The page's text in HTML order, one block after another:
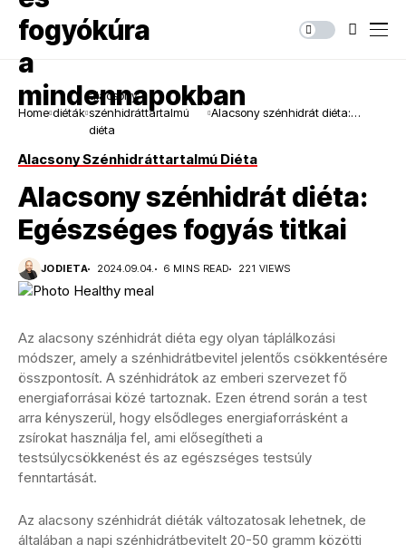
Home diéták
alacsony
szénhidráttartalmú
diéta
Alacsony szénhidrát diéta:
Alacsony Szénhidráttartalmú Diéta
Alacsony szénhidrát diéta:
Egészséges fogyás titkai
JODIETA 2024.09.04. 6 MINS READ 221 VIEWS
Az alacsony szénhidrát diéta egy olyan táplálkozási
módszer, amely a szénhidrátbevitel jelentős csökkentésére
összpontosít. A szénhidrátok az emberi szervezet fő
energiaforrásai közé tartoznak. Ezen étrend során a test
arra kényszerül, hogy elsődleges energiaforrásként a
zsírokat használja fel, ami elősegítheti a
testsúlycsökkenést és az egészséges testsúly
fenntartását.
Az alacsony szénhidrát diéták változatosak lehetnek, de
általában a napi szénhidrátbevitelt 20-50 gramm közötti